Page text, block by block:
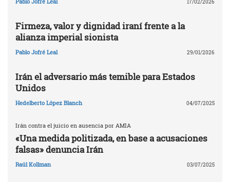
17/02/2026
Firmeza, valor y dignidad iraní frente a la
alianza imperial sionista
Pablo Jofré Leal 29/01/2026
Irán el adversario más temible para Estados
Unidos
Hedelberto López Blanch 04/07/2025
Irán contra el juicio en ausencia por AMIA
«Una medida politizada, en base a acusaciones
falsas» denuncia Irán
Raúl Kollman 03/07/2025